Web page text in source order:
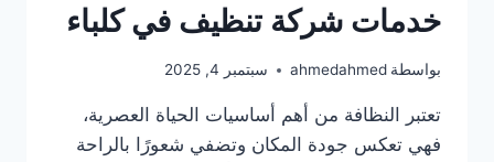
خدمات شركة تنظيف في كلباء
بواسطة ahmedahmed سبتمبر 4, 2025
تعتبر النظافة من أهم أساسيات الحياة العصرية،
فهي تعكس جودة المكان وتضفي شعورًا بالراحة